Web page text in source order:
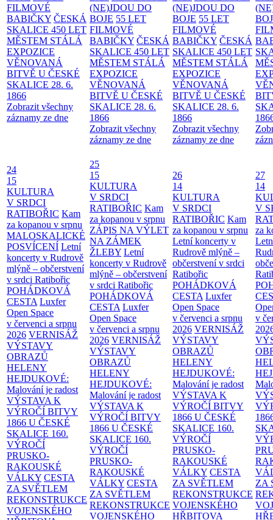
FILMOVÉ
BABIČKY ČESKÁ
SKALICE 450 LET
MĚSTEM STÁLÁ
EXPOZICE
VĚNOVANÁ
BITVĚ U ČESKÉ
SKALICE 28. 6.
1866
Zobrazit všechny
záznamy ze dne
(NE)JDOU DO
BOJE 55 LET
FILMOVÉ
BABIČKY ČESKÁ
SKALICE 450 LET
MĚSTEM STÁLÁ
EXPOZICE
VĚNOVANÁ
BITVĚ U ČESKÉ
SKALICE 28. 6.
1866
Zobrazit všechny
záznamy ze dne
(NE)JDOU DO
BOJE 55 LET
FILMOVÉ
BABIČKY ČESKÁ
SKALICE 450 LET
MĚSTEM STÁLÁ
EXPOZICE
VĚNOVANÁ
BITVĚ U ČESKÉ
SKALICE 28. 6.
1866
Zobrazit všechny
záznamy ze dne
24
15
KULTURA
V SRDCI
RATIBOŘIC Kam
za kopanou v srpnu
MALOSKALICKÉ
POSVÍCENÍ Letní
koncerty v Rudrově
mlýně – občerstvení
v srdci Ratibořic
POHÁDKOVÁ
CESTA Luxfer
Open Space
v červenci a srpnu
2026 VERNISÁŽ
VÝSTAVY
OBRAZŮ
HELENY
HEJDUKOVÉ:
Malování je radost
VÝSTAVA K
VÝROČÍ BITVY
1866 U ČESKÉ
SKALICE 160.
VÝROČÍ
PRUSKO-
RAKOUSKÉ
VÁLKY CESTA
ZA SVĚTLEM
REKONSTRUKCE
VOJENSKÉHO
25
15
KULTURA
V SRDCI
RATIBOŘIC Kam
za kopanou v srpnu
ZÁPIS NA VÝLET
NA ZÁMEK
ŽLEBY Letní
koncerty v Rudrově
mlýně – občerstvení
v srdci Ratibořic
POHÁDKOVÁ
CESTA Luxfer
Open Space
v červenci a srpnu
2026 VERNISÁŽ
VÝSTAVY
OBRAZŮ
HELENY
HEJDUKOVÉ:
Malování je radost
VÝSTAVA K
VÝROČÍ BITVY
1866 U ČESKÉ
SKALICE 160.
VÝROČÍ
PRUSKO-
RAKOUSKÉ
VÁLKY CESTA
ZA SVĚTLEM
REKONSTRUKCE
VOJENSKÉHO
26
14
KULTURA
V SRDCI
RATIBOŘIC Kam
za kopanou v srpnu
Letní koncerty v
Rudrově mlýně –
občerstvení v srdci
Ratibořic
POHÁDKOVÁ
CESTA Luxfer
Open Space
v červenci a srpnu
2026 VERNISÁŽ
VÝSTAVY
OBRAZŮ
HELENY
HEJDUKOVÉ:
Malování je radost
VÝSTAVA K
VÝROČÍ BITVY
1866 U ČESKÉ
SKALICE 160.
VÝROČÍ
PRUSKO-
RAKOUSKÉ
VÁLKY CESTA
ZA SVĚTLEM
REKONSTRUKCE
VOJENSKÉHO
HŘBITOVA
27
14
V
za
v
ZA